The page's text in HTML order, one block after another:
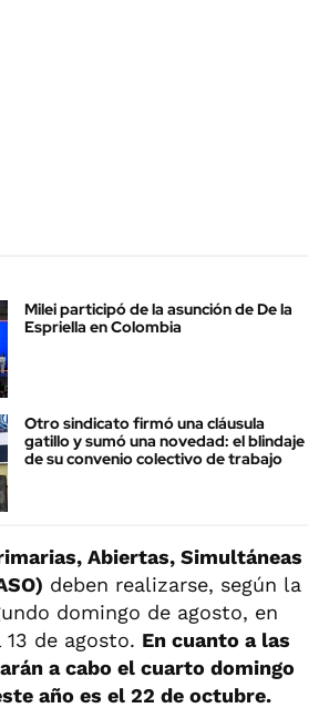
Milei participó de la asunción de De la
Espriella en Colombia
Otro sindicato firmó una cláusula
gatillo y sumó una novedad: el blindaje
de su convenio colectivo de trabajo
Abiertas, Simultáneas
deben realizarse, según la
domingo de agosto, en
de agosto. En cuanto a las
a cabo el cuarto domingo
año es el 22 de octubre.